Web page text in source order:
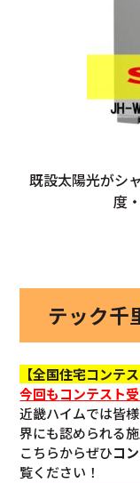
既設太陽光がシ
度
テック千
【全国住宅コンテ
今回もコンテスト
近畿ハイムでは皆
界にも認められる
こちらからぜひコ
覧ください！